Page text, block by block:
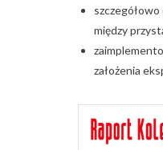
między
założenia